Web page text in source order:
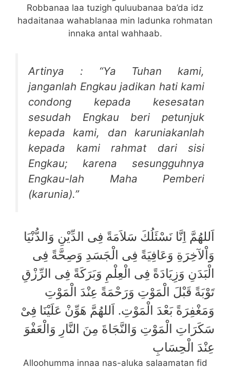
Robbanaa laa tuzigh quluubanaa ba’da idz
hadaitanaa wahablanaa min ladunka rohmatan
innaka antal wahhaab.
Artinya : “Ya Tuhan kami,
janganlah Engkau jadikan hati kami
condong kepada kesesatan
sesudah Engkau beri petunjuk
kepada kami, dan karuniakanlah
kepada kami rahmat dari sisi
Engkau; karena sesungguhnya
Engkau-lah Maha Pemberi
(karunia).”
اَللهُمَّ اِنَّا نَسْئَلُكَ سَلاَمَةً فِى الدِّيْنِ وَالدُّنْيَا
وَاْلآخِرَةِ وَعَافِيَةً فِى الْجَسَدِ وَصِحَّةً فِى
الْبَدَنِ وَزِيَادَةً فِى الْعِلْمِ وَبَرَكَةً فِى الرِّزْقِ
تَوْبَةً قَبْلَ الْمَوْتِ وَرَحْمَةً عِنْدَ الْمَوْتِ
وَمَغْفِرَةً بَعْدَ الْمَوْتِ. اَللهُمَّ هَوِّنْ عَلَيْنَا فِىْ
سَكَرَاتِ الْمَوْتِ وَالنَّجَاةَ مِنَ النَّارِ وَالْعَفْوَ
عِنْدَ الْحِسَابِ
Alloohumma innaa nas-aluka salaamatan fid